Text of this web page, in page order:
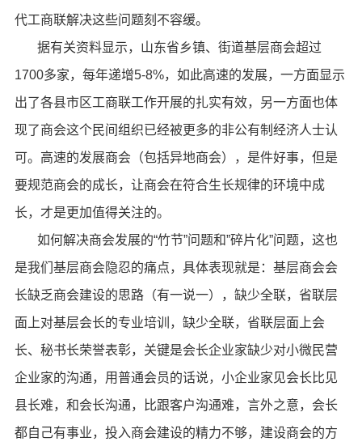
代工商联解决这些问题刻不容缓。
据有关资料显示，山东省乡镇、街道基层商会超过
1700多家，每年递增5-8%，如此高速的发展，一方面显示
出了各县市区工商联工作开展的扎实有效，另一方面也体
现了商会这个民间组织已经被更多的非公有制经济人士认
可。高速的发展商会（包括异地商会），是件好事，但是
要规范商会的成长，让商会在符合生长规律的环境中成
长，才是更加值得关注的。
如何解决商会发展的“竹节”问题和”碎片化”问题，这也
是我们基层商会隐忍的痛点，具体表现就是：基层商会会
长缺乏商会建设的思路（有一说一），缺少全联，省联层
面上对基层会长的专业培训，缺少全联，省联层面上会
长、秘书长荣誉表彰，关键是会长企业家缺少对小微民营
企业家的沟通，用普通会员的话说，小企业家见会长比见
县长难，和会长沟通，比跟客户沟通难，言外之意，会长
都自己有事业，投入商会建设的精力不够，建设商会的方